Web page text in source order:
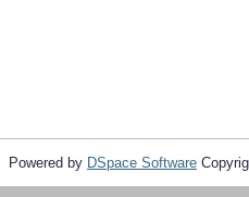
Powered by DSpace Software